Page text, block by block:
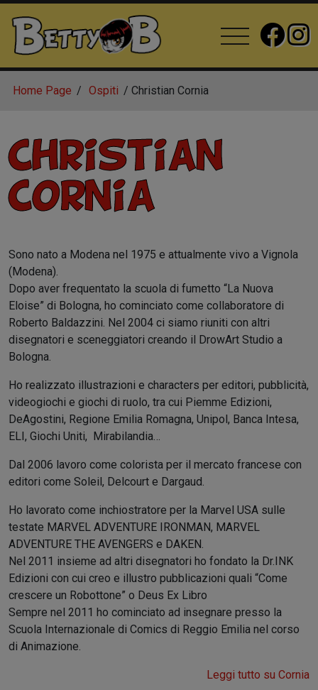
Home Page Ospiti Christian Cornia
Christian
Cornia
Sono nato a Modena nel 1975 e attualmente vivo a Vignola
(Modena).
Dopo aver frequentato la scuola di fumetto “La Nuova
Eloise” di Bologna, ho cominciato come collaboratore di
Roberto Baldazzini. Nel 2004 ci siamo riuniti con altri
disegnatori e sceneggiatori creando il DrowArt Studio a
Bologna.
Ho realizzato illustrazioni e characters per editori, pubblicità,
videogiochi e giochi di ruolo, tra cui Piemme Edizioni,
DeAgostini, Regione Emilia Romagna, Unipol, Banca Intesa,
ELI, Giochi Uniti, Mirabilandia…
Dal 2006 lavoro come colorista per il mercato francese con
editori come Soleil, Delcourt e Dargaud.
Ho lavorato come inchiostratore per la Marvel USA sulle
testate MARVEL ADVENTURE IRONMAN, MARVEL
ADVENTURE THE AVENGERS e DAKEN.
Nel 2011 insieme ad altri disegnatori ho fondato la Dr.INK
Edizioni con cui creo e illustro pubblicazioni quali “Come
crescere un Robottone” o Deus Ex Libro
Sempre nel 2011 ho cominciato ad insegnare presso la
Scuola Internazionale di Comics di Reggio Emilia nel corso
di Animazione.
Leggi tutto su Cornia